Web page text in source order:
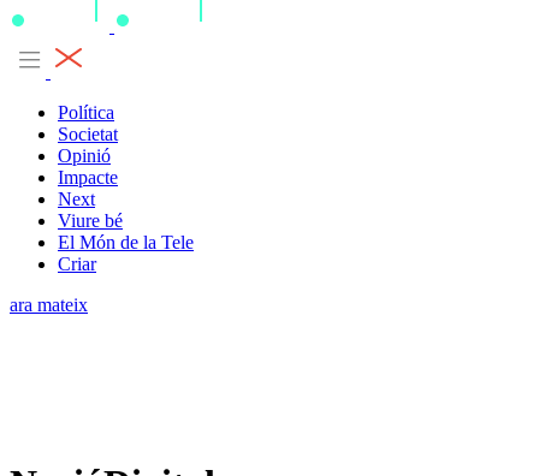
Política
Societat
Opinió
Impacte
Next
Viure bé
El Món de la Tele
Criar
ara mateix